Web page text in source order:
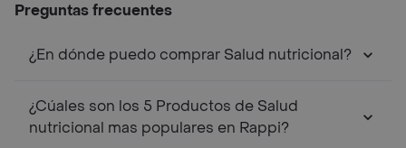
Preguntas frecuentes
¿En dónde puedo comprar Salud nutricional?
¿Cúales son los 5 Productos de Salud
nutricional mas populares en Rappi?